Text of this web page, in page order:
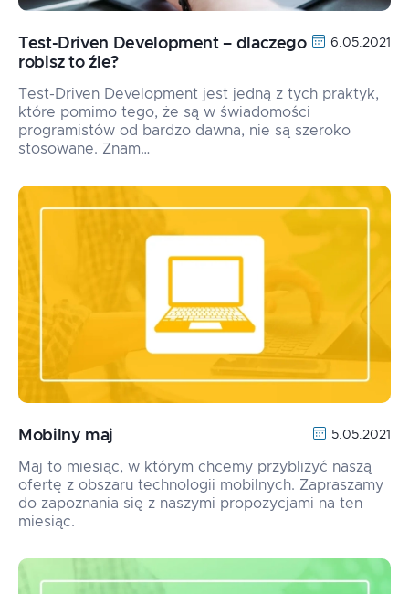
Test-Driven Development – dlaczego
robisz to źle?
6.05.2021
Test-Driven Development jest jedną z tych praktyk,
które pomimo tego, że są w świadomości
programistów od bardzo dawna, nie są szeroko
stosowane. Znam…
Mobilny maj 5.05.2021
Maj to miesiąc, w którym chcemy przybliżyć naszą
ofertę z obszaru technologii mobilnych. Zapraszamy
do zapoznania się z naszymi propozycjami na ten
miesiąc.